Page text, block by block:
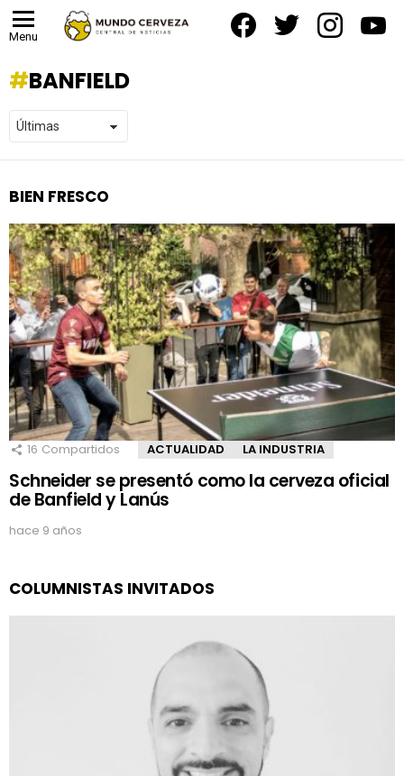
Menu
BANFIELD
BIEN FRESCO
16 Compartidos ACTUALIDAD LA INDUSTRIA
Schneider se presentó como la cerveza oficial
de Banfield y Lanús
hace 9 años
COLUMNISTAS INVITADOS